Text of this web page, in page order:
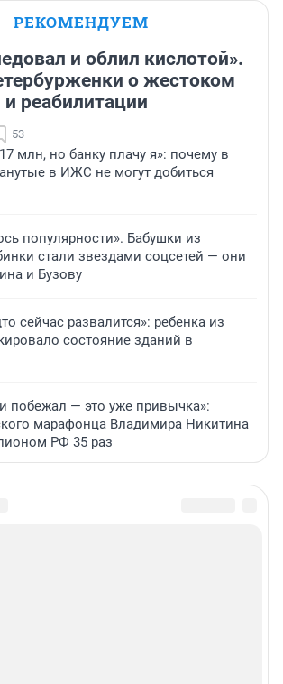
РЕКОМЕНДУЕМ
и облил кислотой».
о жестоком
реабилитации
53
млн, но банку плачу я»: почему в
в ИЖС не могут добиться
популярности». Бабушки из
стали звездами соцсетей — они
и Бузову
сейчас развалится»: ребенка из
состояние зданий в
побежал — это уже привычка»:
марафонца Владимира Никитина
РФ 35 раз